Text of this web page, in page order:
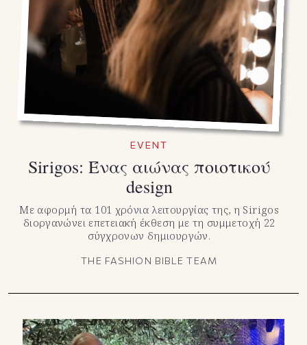
EVENT
Sirigos: Ένας αιώνας ποιοτικού
design
Mε αφορμή τα 101 χρόνια λειτουργίας της, η Sirigos
διοργανώνει επετειακή έκθεση με τη συμμετοχή 22
σύγχρονων δημιουργών.
THE FASHION BIBLE TEAM